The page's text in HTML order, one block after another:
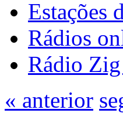
Estações
Rádios
Rádio
« anterior